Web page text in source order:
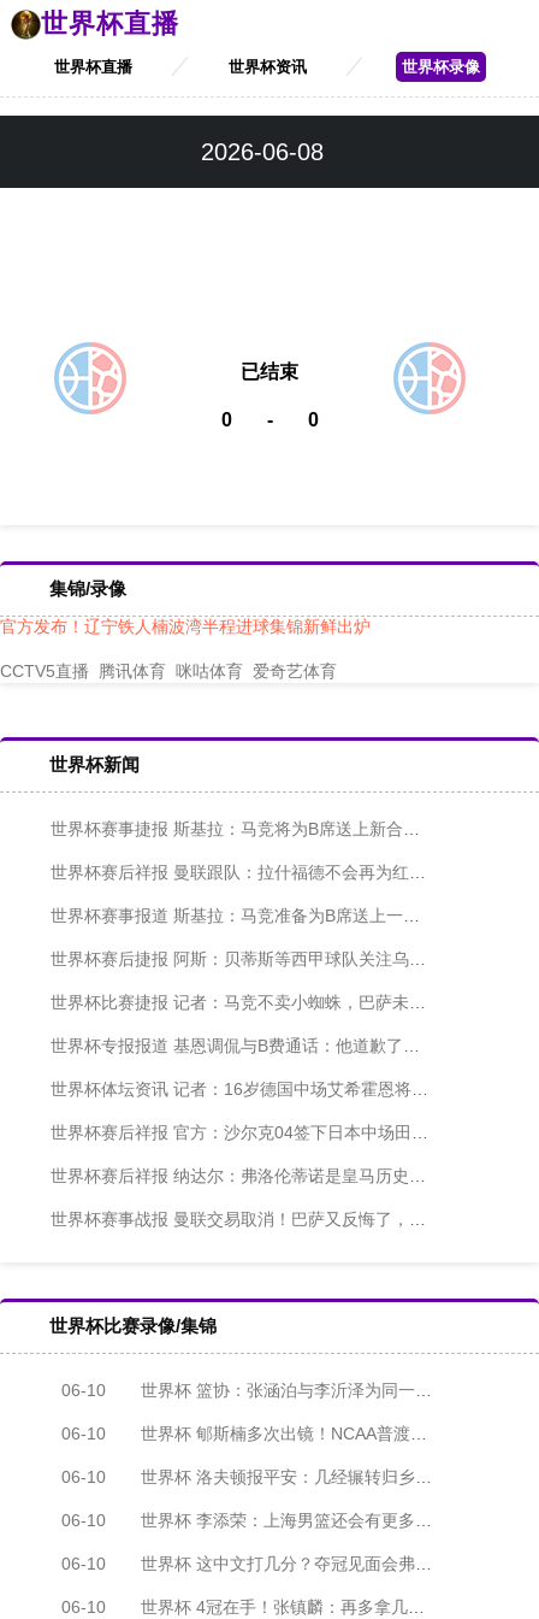
世界杯直播
世界杯直播 世界杯资讯 世界杯录像
2026-06-08
0 - 0
已结束
集锦/录像
官方发布！辽宁铁人楠波湾半程进球集锦新鲜出炉
CCTV5直播 腾讯体育 咪咕体育 爱奇艺体育
世界杯新闻
世界杯赛事捷报 斯基拉：马竞将为B席送上新合同，愿与其签约2+1年
世界杯赛后祥报 曼联跟队：拉什福德不会再为红魔效力，没有球队想接盘奥纳纳
世界杯赛事报道 斯基拉：马竞准备为B席送上一份2+1年的新合约
世界杯赛后捷报 阿斯：贝蒂斯等西甲球队关注乌克兰后卫新星维夫恰连科
世界杯比赛捷报 记者：马竞不卖小蜘蛛，巴萨未正式报价
世界杯专报报道 基恩调侃与B费通话：他道歉了，我原谅他了，我们聊得非常好
世界杯体坛资讯 记者：16岁德国中场艾希霍恩将加盟药厂，转会100%敲定
世界杯赛后祥报 官方：沙尔克04签下日本中场田中聪，双方签约至2030年
世界杯赛后祥报 纳达尔：弗洛伦蒂诺是皇马历史最伟大主席，他的使命尚未完成
世界杯赛事战报 曼联交易取消！巴萨又反悔了，拉师傅归队，太魔幻了
世界杯比赛录像/集锦
06-10 世界杯 篮协：张涵泊与李沂泽为同一人 虚报年龄禁赛三年
06-10 世界杯 郇斯楠多次出镜！NCAA普渡大学发布夏训集锦
06-10 世界杯 洛夫顿报平安：几经辗转归乡 感谢上海感谢中国
06-10 世界杯 李添荣：上海男篮还会有更多冠军 向张镇麟看齐
06-10 世界杯 这中文打几分？夺冠见面会弗格秀中文：我喜欢上海
06-10 世界杯 4冠在手！张镇麟：再多拿几冠 让家里橱柜摆不下